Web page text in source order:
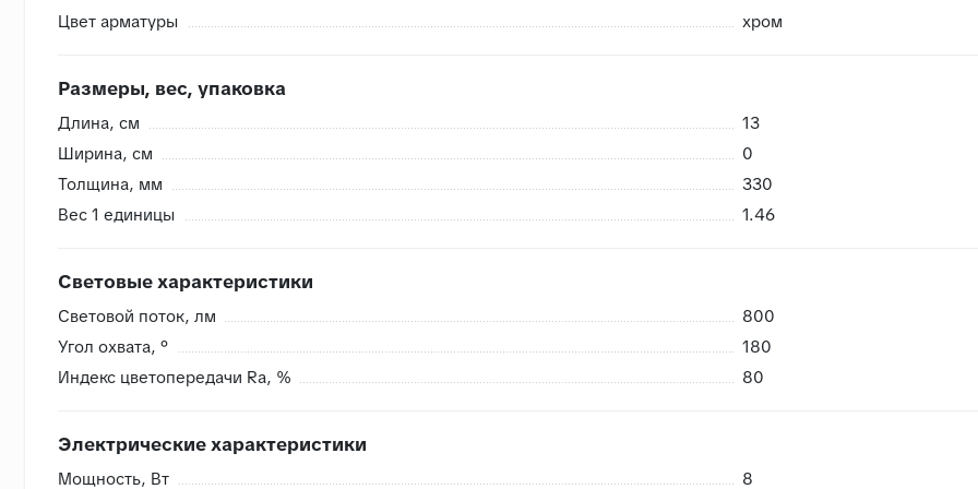
Цвет арматуры
хром
Размеры, вес, упаковка
Длина, cм
13
Ширина, cм
0
Толщина, мм
330
Вес 1 единицы
1.46
Световые характеристики
Световой поток, лм
800
Угол охвата, °
180
Индекс цветопередачи Ra, %
80
Электрические характеристики
Мощность, Вт
8
- Сверяем номера партий, чтобы избежать разнотона
- Проверяем на бой перед загрузкой, чтобы исключить возможность брака
- Привозим с запасом складские позиции, чтобы при приемке сразу заменить в случае каких либо повреждений при
- Храним на закрытом складе, коробки защищены от внешних воздействий, плитки не смерзаются